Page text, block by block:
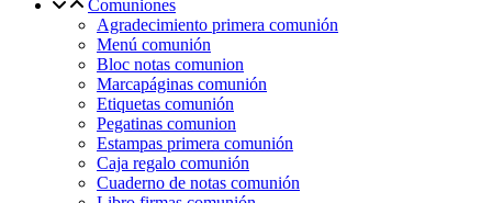
Comuniones
Agradecimiento primera comunión
Menú comunión
Bloc notas comunion
Marcapáginas comunión
Etiquetas comunión
Pegatinas comunion
Estampas primera comunión
Caja regalo comunión
Cuaderno de notas comunión